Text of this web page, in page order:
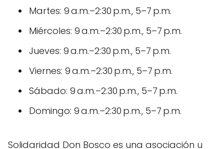
Martes: 9 a.m.–2:30 p.m., 5–7 p.m.
Miércoles: 9 a.m.–2:30 p.m., 5–7 p.m.
Jueves: 9 a.m.–2:30 p.m., 5–7 p.m.
Viernes: 9 a.m.–2:30 p.m., 5–7 p.m.
Sábado: 9 a.m.–2:30 p.m., 5–7 p.m.
Domingo: 9 a.m.–2:30 p.m., 5–7 p.m.
Solidaridad Don Bosco es una asociación u